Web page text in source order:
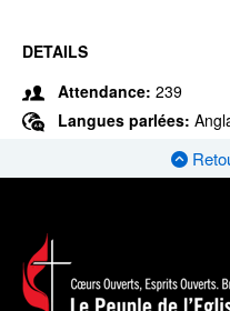
DETAILS
Attendance: 239
Langues parlées: